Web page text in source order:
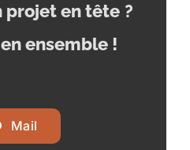
projet en tête ?
ensemble !
Mail